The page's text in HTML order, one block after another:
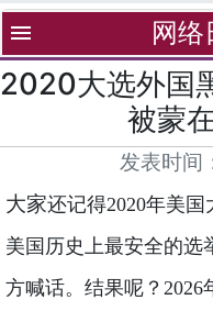
menu 网络
2020大选外国
被蒙
发表时间
大家还记得2020年美
美国历史上最安全的选
方喊话。结果呢？